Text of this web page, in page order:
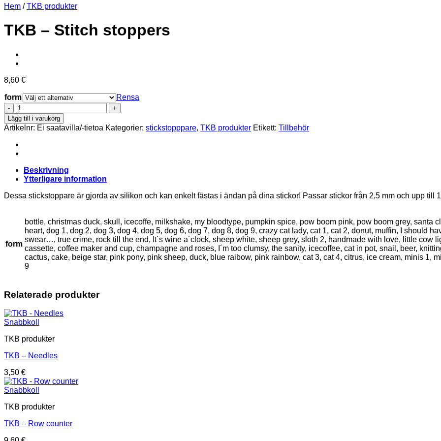
Hem / TKB produkter
TKB – Stitch stoppers
8,60 €
form
Rensa
TKB
-
Stitch
stoppers
mängd
Lägg till i varukorg
Artikelnr: Ei saatavilla/-tietoa Kategorier: stickstopppare, TKB produkter Etikett: Tillbehör
Beskrivning
Ytterligare information
Dessa stickstoppare är gjorda av silikon och kan enkelt fästas i ändan på dina stickor! Passar stickor från 2,5 mm och upp till
form
bottle, christmas duck, skull, icecoffe, milkshake, my bloodtype, pumpkin spice, pow boom pink, pow boom grey, santa
heart, dog 1, dog 2, dog 3, dog 4, dog 5, dog 6, dog 7, dog 8, dog 9, crazy cat lady, cat 1, cat 2, donut, muffin, I should
swear…, true crime, rock till the end, It´s wine a´clock, sheep white, sheep grey, sloth 2, handmade with love, little cow
cassette, coffee maker and cup, champagne and roses, I´m too clumsy, the sanity, icecoffee, cat in pot, snail, beer,
cactus, cake, beige star, pink pony, pink sheep, duck, blue raibow, pink rainbow, cat 3, cat 4, citrus, ice cream, minis 1,
9
Relaterade produkter
Snabbkoll
TKB produkter
TKB – Needles
3,50 €
Snabbkoll
TKB produkter
TKB – Row counter